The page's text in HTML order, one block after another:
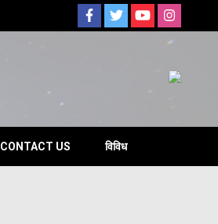
CONTACT US विविध